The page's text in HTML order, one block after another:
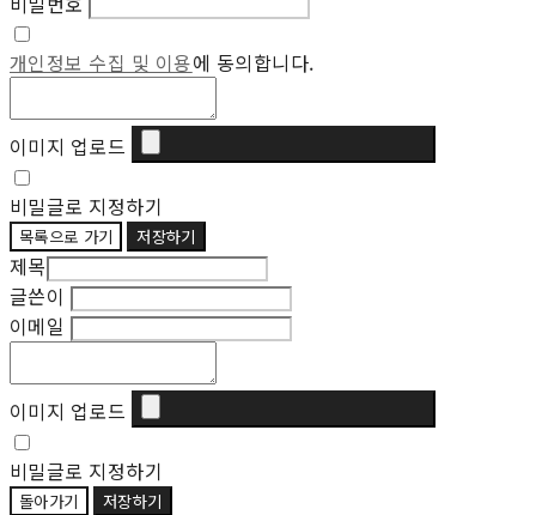
개인정보 수집 및 이용에 동의합니다.
이미지 업로드
비밀글로 지정하기
목록으로 가기 저장하기
제목
글쓴이
이메일
이미지 업로드
비밀글로 지정하기
돌아가기 저장하기